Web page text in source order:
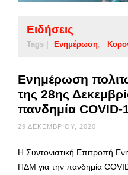
Ειδήσεις
Tags | Ενημέρωση
Ενημέρωση
της 28ης
πανδημία COVID-
29 ΔΕΚΕΜΒΡΊΟΥ, 2020
Η Συντονιστική Επιτροπή
ΠΔΜ για την πανδημία